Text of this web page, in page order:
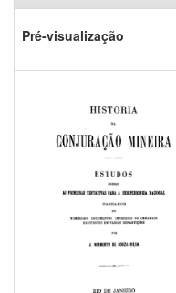
Pré-visualização